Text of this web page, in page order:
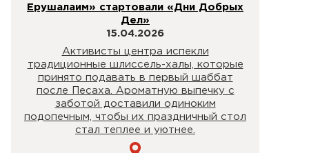
Ерушалаим» стартовали «Дни Добрых
Дел»
15.04.2026
Активисты центра испекли
традиционные шлиссель-халы, которые
принято подавать в первый шаббат
после Песаха. Ароматную выпечку с
заботой доставили одиноким
подопечным, чтобы их праздничный стол
стал теплее и уютнее.